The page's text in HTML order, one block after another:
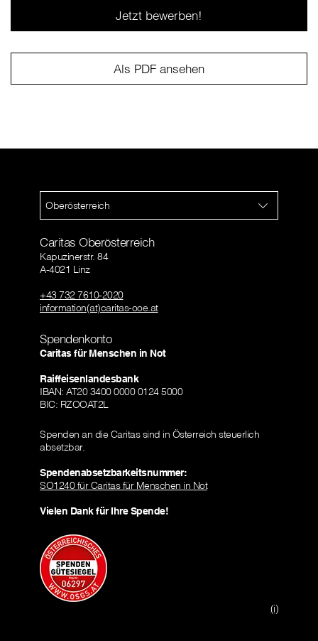
Jetzt bewerben!
Als PDF ansehen
Oberösterreich
Caritas Oberösterreich
Kapuzinerstr. 84
A-4021 Linz
+43 732 7610-2020
information(at)caritas-ooe.at
Spendenkonto
Caritas für Menschen in Not
Raiffeisenlandesbank
IBAN: AT20 3400 0000 0124 5000
BIC: RZOOAT2L
Spenden an die Caritas sind in Österreich steuerlich
absetzbar.
Spendenabsetzbarkeitsnummer:
SO1240 für Caritas für Menschen in Not
Vielen Dank für Ihre Spende!
(i)